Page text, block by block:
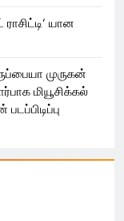
யான
முருகன்
மியூசிக்கல்